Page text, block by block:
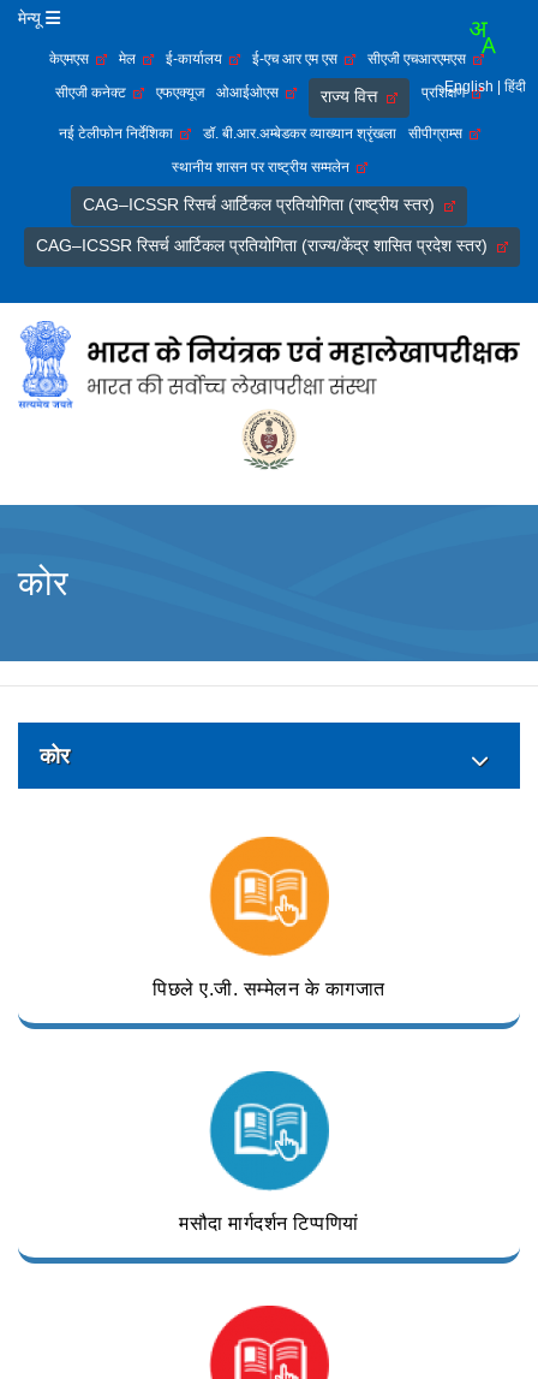
मेन्यू
केएमएस मेल ई-कार्यालय ई-एच आर एम एस
सीएजी एचआरएमएस
सीएजी कनेक्ट
एफएक्यूज ओआईओएस राज्य वित्त प्रशिक्षण
नई टेलीफोन निर्देशिका डॉ. बी.आर.अम्बेडकर व्याख्यान श्रृंखला
सीपीग्राम्स
स्थानीय शासन पर राष्ट्रीय सम्मलेन
CAG–ICSSR रिसर्च आर्टिकल प्रतियोगिता (राष्ट्रीय स्तर)
CAG–ICSSR रिसर्च आर्टिकल प्रतियोगिता (राज्य/केंद्र शासित प्रदेश स्तर)
English | हिंदी
कोर
कोर
पिछले ए.जी. सम्मेलन के कागजात
मसौदा मार्गदर्शन टिप्पणियां